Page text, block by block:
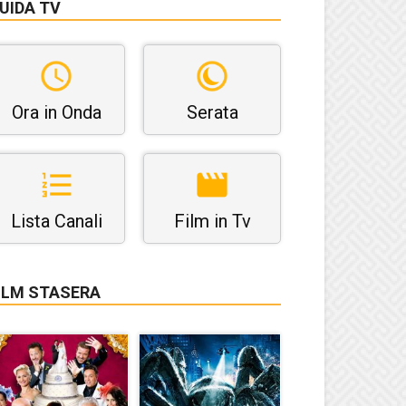
TV
Ora in Onda Serata
Lista Canali Film in Tv
STASERA